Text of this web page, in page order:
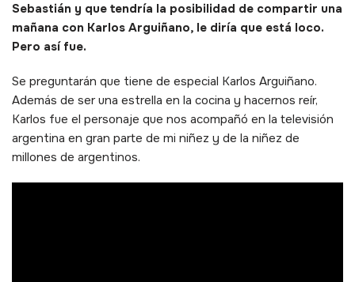
Sebastián y que tendría la posibilidad de compartir una
mañana con Karlos Arguiñano, le diría que está loco.
Pero así fue.
Se preguntarán que tiene de especial Karlos Arguiñano.
Además de ser una estrella en la cocina y hacernos reír,
Karlos fue el personaje que nos acompañó en la televisión
argentina en gran parte de mi niñez y de la niñez de
millones de argentinos.